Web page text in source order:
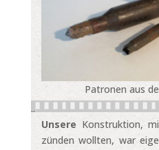
Patronen aus
..
Unsere Konstruktion,
zünden wollten, war